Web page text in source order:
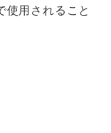
使用されること